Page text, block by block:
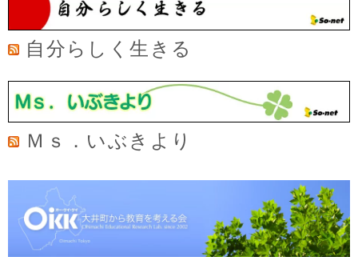
自分らしく生きる
Ｍｓ．いぶきより